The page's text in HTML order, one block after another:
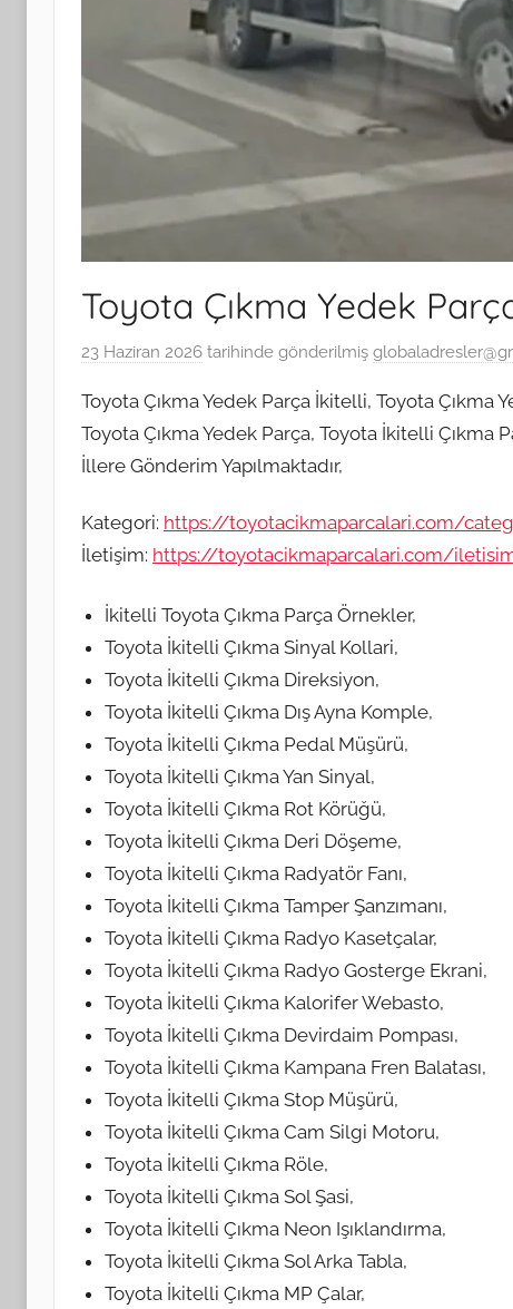
Toyota Çıkma Yedek
23 Haziran 2026 tarihinde gönderilmiş
Toyota Çıkma Yedek Parça İkitelli, Toyota Çıkma
Toyota Çıkma Yedek Parça, Toyota İkitelli Çıkma
İllere Gönderim Yapılmaktadır,
Kategori: https://toyotacikmaparcalari.com/
İletişim: https://toyotacikmaparcalari.com/
İkitelli Toyota Çıkma Parça Örnekler,
Toyota İkitelli Çıkma Sinyal Kollari,
Toyota İkitelli Çıkma Direksiyon,
Toyota İkitelli Çıkma Dış Ayna Komple,
Toyota İkitelli Çıkma Pedal Müşürü,
Toyota İkitelli Çıkma Yan Sinyal,
Toyota İkitelli Çıkma Rot Körüğü,
Toyota İkitelli Çıkma Deri Döşeme,
Toyota İkitelli Çıkma Radyatör Fanı,
Toyota İkitelli Çıkma Tamper Şanzımanı,
Toyota İkitelli Çıkma Radyo Kasetçalar,
Toyota İkitelli Çıkma Radyo Gosterge Ekrani,
Toyota İkitelli Çıkma Kalorifer Webasto,
Toyota İkitelli Çıkma Devirdaim Pompası,
Toyota İkitelli Çıkma Kampana Fren Balatası,
Toyota İkitelli Çıkma Stop Müşürü,
Toyota İkitelli Çıkma Cam Silgi Motoru,
Toyota İkitelli Çıkma Röle,
Toyota İkitelli Çıkma Sol Şasi,
Toyota İkitelli Çıkma Neon Işıklandırma,
Toyota İkitelli Çıkma Sol Arka Tabla,
Toyota İkitelli Çıkma MP Çalar,